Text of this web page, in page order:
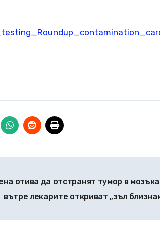
отива да отстранят тумор в мозъка
вътре лекарите откриват „зъл